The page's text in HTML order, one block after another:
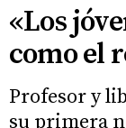
«Los
como el
Profesor y
su primera